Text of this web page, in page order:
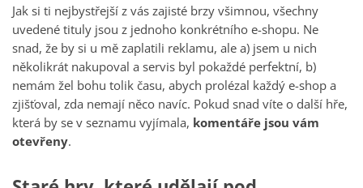
Jak si ti nejbystřejší z vás zajisté brzy všimnou, všechny
uvedené tituly jsou z jednoho konkrétního e-shopu. Ne
snad, že by si u mě zaplatili reklamu, ale a) jsem u nich
několikrát nakupoval a servis byl pokaždé perfektní, b)
nemám žel bohu tolik času, abych prolézal každý e-shop a
zjišťoval, zda nemají něco navíc. Pokud snad víte o další hře,
která by se v seznamu vyjímala, komentáře jsou vám
otevřeny.